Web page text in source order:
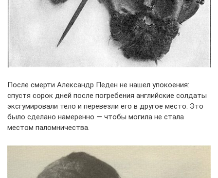
После смерти Александр Педен не нашел упокоения:
спустя сорок дней после погребения английские солдаты
эксгумировали тело и перевезли его в другое место. Это
было сделано намеренно — чтобы могила не стала
местом паломничества.